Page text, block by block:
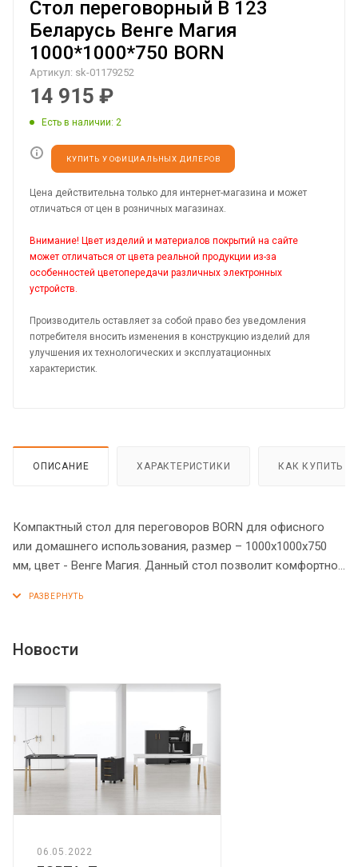
Стол переговорный B 123
Беларусь Венге Магия
1000*1000*750 BORN
Артикул: sk-01179252
14 915 ₽
Есть в наличии: 2
КУПИТЬ У ОФИЦИАЛЬНЫХ ДИЛЕРОВ
Цена действительна только для интернет-магазина и может
отличаться от цен в розничных магазинах.
Внимание! Цвет изделий и материалов покрытий на сайте
может отличаться от цвета реальной продукции из-за
особенностей цветопередачи различных электронных
устройств.
Производитель оставляет за собой право без уведомления
потребителя вносить изменения в конструкцию изделий для
улучшения их технологических и эксплуатационных
характеристик.
ОПИСАНИЕ ХАРАКТЕРИСТИКИ КАК КУПИТЬ
Компактный стол для переговоров BORN для офисного
или домашнего использования, размер – 1000х1000х750
мм, цвет - Венге Магия. Данный стол позволит комфортно
долговечными опорами из ЛДСП 38 мм, которые
столешница 38 мм имеет плавные формы. Все торцы
устойчивость на неровном полу.
Новости
06.05.2022